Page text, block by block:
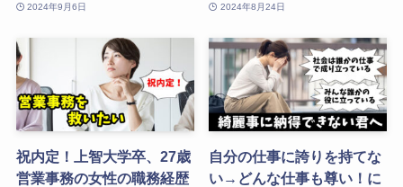
2024年9月6日 2024年8月24日
祝内定！上智大学卒、27歳
営業事務の女性の職務経歴
自分の仕事に誇りを持てな
い→どんな仕事も尊い！に